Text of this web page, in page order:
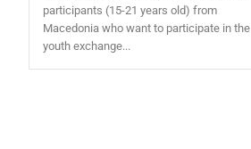
participants (15-21 years old) from
Macedonia who want to participate in the
youth exchange...